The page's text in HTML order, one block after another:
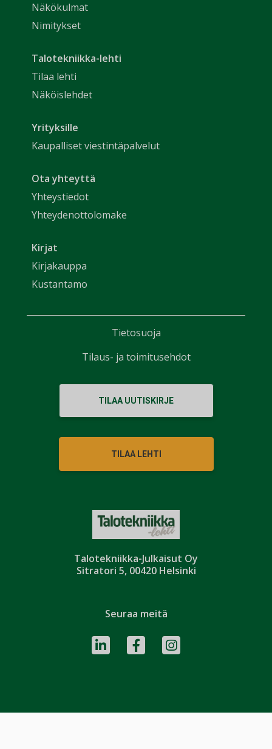
Talotekniikka-Julkaisut Oy
Sitratori 5, 00420 Helsinki
Näkökulmat
Nimitykset
Talotekniikka-lehti
Tilaa lehti
Näköislehdet
Yrityksille
Kaupalliset viestintäpalvelut
Ota yhteyttä
Yhteystiedot
Yhteydenottolomake
Kirjat
Kirjakauppa
Kustantamo
TILAA UUTISKIRJE
TILAA LEHTI
Seuraa meitä
Tietosuoja
Tilaus- ja toimitusehdot